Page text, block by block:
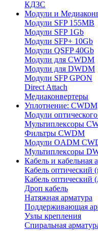
КДЗС
Модули и
Модули SFP 155MB
Модули SFP 1Gb
Модули SFP+ 10Gb
Модули QSFP 40Gb
Модули для CWDM
Модули для DWDM
Модули SFP GPON
Direct Attach
Медиаконвертеры
Уплотнение:
Модули
Мультиплексоры
Фильтры CWDM
Модули OADM
Мультиплексоры
Кабель и кабельная
Кабель оптический
Кабель оптический
Дроп кабель
Натяжная арматура
Поддерживающая
Узлы крепления
Спиральная